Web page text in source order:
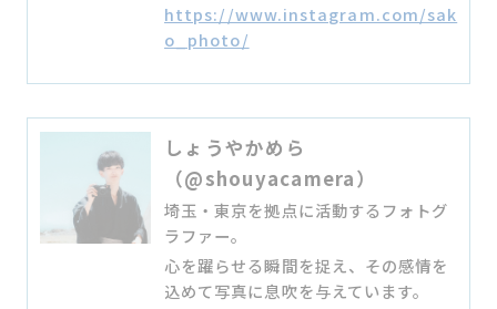
https://www.instagram.com/sak
o_photo/
しょうやかめら
（@shouyacamera）
埼玉・東京を拠点に活動するフォトグ
ラファー。
心を躍らせる瞬間を捉え、その感情を
込めて写真に息吹を与えています。